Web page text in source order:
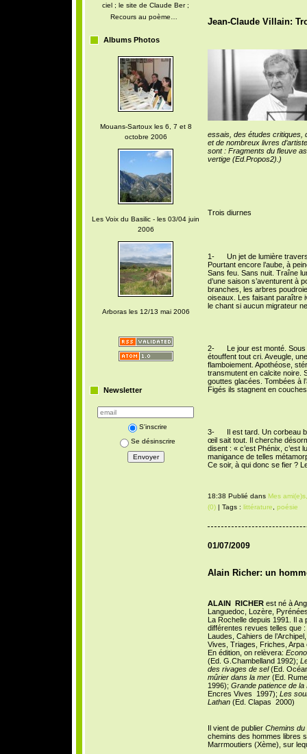
ciel ; le site de Claude Ber ;
Recours au poème…
Albums Photos
Mouans-Sartoux les 6, 7 et 8
octobre 2006
Les Voix du Basilic - les 03/04 juin
2006
Arboras les 12/13 mai 2006
Newsletter
S'inscrire
Se désinscrire
Jean-Claude Villain:
essais, des études critiques,
et de nombreux livres
sont : Fragments du fleuve
vertige (Ed.Propos2).)
Trois diurnes
1- Un jet de lumière
Pourtant encore l’aube, à
Sans feu. Sans nuit. Traîne
d’une saison s’aventurent à
branches, les arbres
oiseaux. Les faisant paraître
le chant si aucun migrateur
2- Le jour est monté. Sous
étouffent tout cri. Aveugle,
flamboiement. Apothéose,
transmutent en calcite noire.
gouttes glacées. Tombées à
Figés ils stagnent en
3- Il est tard. Un corbeau
œil sait tout. Il cherche
disent : « c’est Phénix, c’est
manigance de telles
Ce soir, à qui donc se fier ?
18:38 Publié dans Mes
(0)| Tags : littérature poésie
01/07/2009
Alain Richer: un
ALAIN RICHERest né à
Languedoc, Lozère,
LaRochelle depuis 1991. Il a
différentes revues telles que :
Laudes, Cahiers de
Vives, Triages, Friches,
En édition, on relèvera:
(Ed. G.Chambelland 1992);
des rivages de sel(Ed.
mûrier dans la mer(Ed.
1996); Grande patience de la
Encres Vives 1997); Les
Lathan(Ed. Clapas 2000)
Il vient de publier Chemins du
chemins des hommes libres
Marrmoutiers (Xème), sur